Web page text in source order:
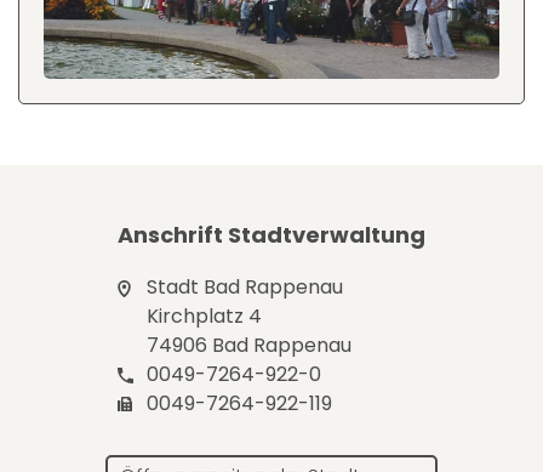
Anschrift Stadtverwaltung
Stadt Bad Rappenau
Kirchplatz 4
74906 Bad Rappenau
0049-7264-922-0
0049-7264-922-119